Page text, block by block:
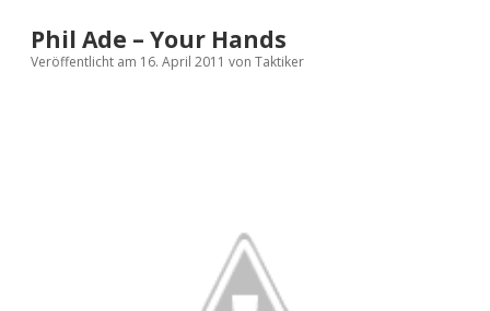
Phil Ade – Your Hands
Veröffentlicht am 16. April 2011 von Taktiker